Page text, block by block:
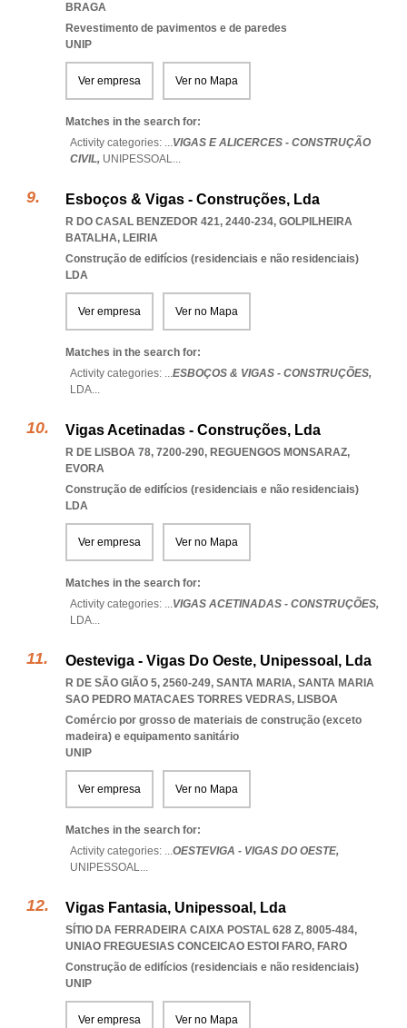
BRAGA
Revestimento de pavimentos e de paredes
UNIP
Ver empresa Ver no Mapa
Matches in the search for:
Activity categories: ...VIGAS E ALICERCES - CONSTRUÇÃO
CIVIL, UNIPESSOAL...
Esboços & Vigas - Construções, Lda
R DO CASAL BENZEDOR 421, 2440-234, GOLPILHEIRA
BATALHA, LEIRIA
Construção de edifícios (residenciais e não residenciais)
LDA
Ver empresa Ver no Mapa
Matches in the search for:
Activity categories: ...ESBOÇOS & VIGAS - CONSTRUÇÕES,
LDA...
Vigas Acetinadas - Construções, Lda
R DE LISBOA 78, 7200-290, REGUENGOS MONSARAZ,
EVORA
Construção de edifícios (residenciais e não residenciais)
LDA
Ver empresa Ver no Mapa
Matches in the search for:
Activity categories: ...VIGAS ACETINADAS - CONSTRUÇÕES,
LDA...
Oesteviga - Vigas Do Oeste, Unipessoal, Lda
R DE SÃO GIÃO 5, 2560-249, SANTA MARIA, SANTA MARIA
SAO PEDRO MATACAES TORRES VEDRAS, LISBOA
Comércio por grosso de materiais de construção (exceto
madeira) e equipamento sanitário
UNIP
Ver empresa Ver no Mapa
Matches in the search for:
Activity categories: ...OESTEVIGA - VIGAS DO OESTE,
UNIPESSOAL...
Vigas Fantasia, Unipessoal, Lda
SÍTIO DA FERRADEIRA CAIXA POSTAL 628 Z, 8005-484,
UNIAO FREGUESIAS CONCEICAO ESTOI FARO, FARO
Construção de edifícios (residenciais e não residenciais)
UNIP
Ver empresa Ver no Mapa